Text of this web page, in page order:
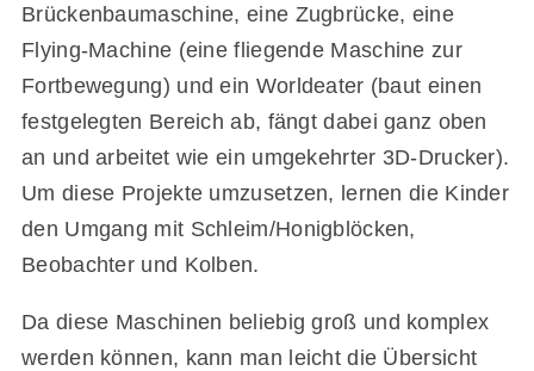
Brückenbaumaschine, eine Zugbrücke, eine
Flying-Machine (eine fliegende Maschine zur
Fortbewegung) und ein Worldeater (baut einen
festgelegten Bereich ab, fängt dabei ganz oben
an und arbeitet wie ein umgekehrter 3D-Drucker).
Um diese Projekte umzusetzen, lernen die Kinder
den Umgang mit Schleim/Honigblöcken,
Beobachter und Kolben.
Da diese Maschinen beliebig groß und komplex
werden können, kann man leicht die Übersicht